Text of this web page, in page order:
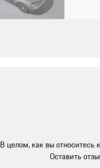
В целом, как вы
Оставить